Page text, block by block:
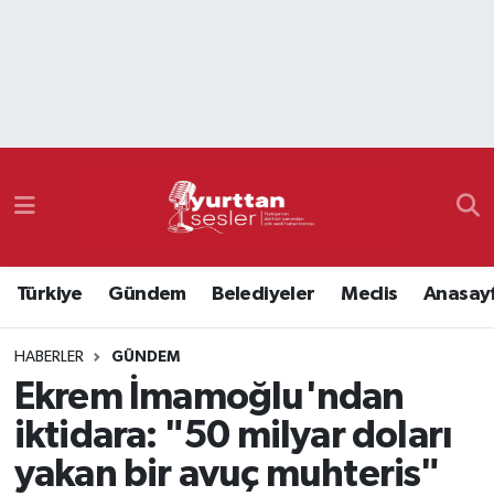
Türkiye Gündem Belediyeler Meclis
HABERLER GÜNDEM
Ekrem İmamoğlu'ndan
iktidara: "50 milyar doları
yakan bir avuç muhteris"
Namaz Vakitleri
Süper Lig Puan Durumu ve Fikstür
Tüm Manşetler
Son Dakika Haberleri
Haber Arşivi